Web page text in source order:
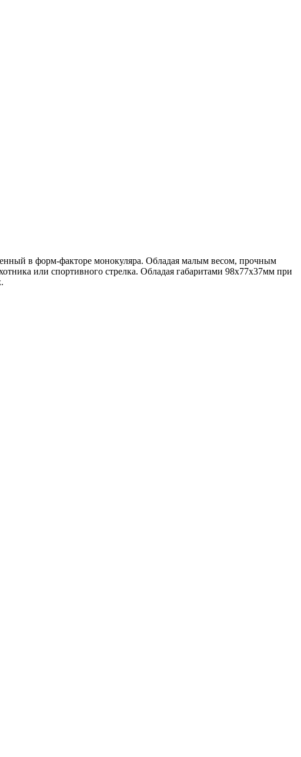
в форм-факторе монокуляра. Обладая малым весом, прочным
или спортивного стрелка. Обладая габаритами 98x77x37мм при